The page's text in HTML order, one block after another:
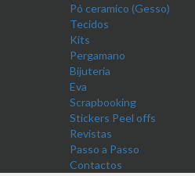
Pó ceramico (Gesso)
Tecidos
Kits
Pergamano
Bijuteria
Eva
Scrapbooking
Stickers Peel offs
Revistas
Passo a Passo
Contactos